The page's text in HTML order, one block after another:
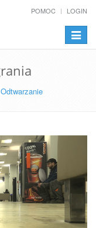
POMOC LOGIN
Odtwarzanie